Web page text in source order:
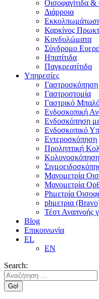
Οισοφαγίτιδα
Διάρροια
Καρκίνος
Κονδυλώματα
Σύνδρομο
Ηπατίτιδα
Παγκρεατίτιδα
Υπηρεσίες
Γαστροσκόπηση
Γαστροστομία
Γαστρικό
Ενδοσκοπική
Ενδοσκόπηση
Ενδοσκοπικό
Εντεροσκόπηση
Προληπτική
Κολονοσκόπηση
Μανομετρία
Μανομετρία
Phμετρία
phμετρια
Τέστ Αναπνοής
Blog
Επικοινωνία
EL
EN
Search: